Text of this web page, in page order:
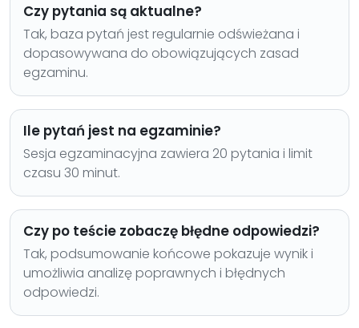
Czy pytania są aktualne?
Tak, baza pytań jest regularnie odświeżana i
dopasowywana do obowiązujących zasad
egzaminu.
Ile pytań jest na egzaminie?
Sesja egzaminacyjna zawiera 20 pytania i limit
czasu 30 minut.
Czy po teście zobaczę błędne odpowiedzi?
Tak, podsumowanie końcowe pokazuje wynik i
umożliwia analizę poprawnych i błędnych
odpowiedzi.